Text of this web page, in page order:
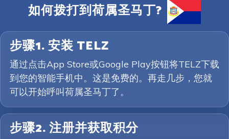
如何拨打到荷属圣马丁?
步骤1. 安装 TELZ
通过点击App Store或Google Play按钮将TELZ下载
到您的智能手机中。这是免费的。再走几步，您就
可以开始呼叫荷属圣马丁了。
步骤2. 注册并获取积分